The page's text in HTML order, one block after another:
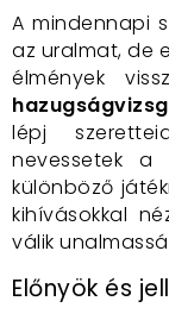
A mindennapi
az uralmat, de
élmények
lépj
nevessetek a
különböző
kihívásokkal
válik
Előnyök és